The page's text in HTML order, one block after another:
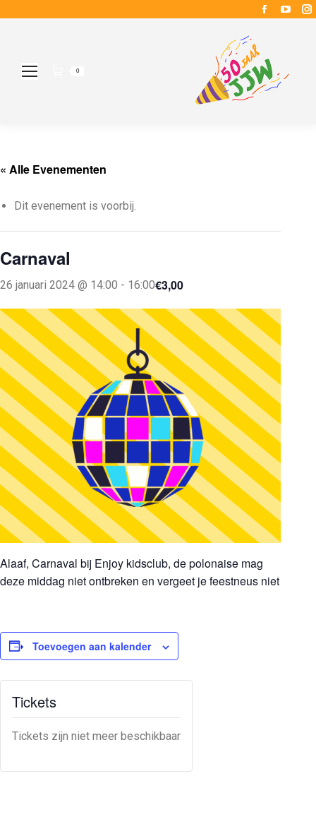
in
new
0
« Alle Evenementen
Dit evenement is voorbij.
Carnaval
26 januari 2024 @ 14:00 - 16:00€3,00
Alaaf, Carnaval bij Enjoy kidsclub, de polonaise mag
deze middag niet ontbreken en vergeet je feestneus niet
Toevoegen aan kalender
Tickets
Tickets zijn niet meer beschikbaar